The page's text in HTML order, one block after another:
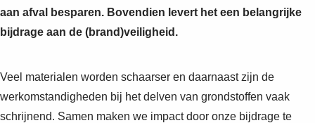
aan afval besparen. Bovendien levert het een belangrijke
bijdrage aan de (brand)veiligheid.
Veel materialen worden schaarser en daarnaast zijn de
werkomstandigheden bij het delven van grondstoffen vaak
schrijnend. Samen maken we impact door onze bijdrage te